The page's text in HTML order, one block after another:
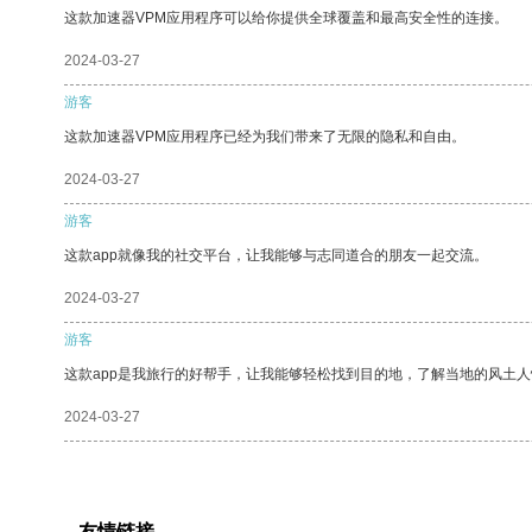
这款加速器VPM应用程序可以给你提供全球覆盖和最高安全性的连接。
2024-03-27
游客
这款加速器VPM应用程序已经为我们带来了无限的隐私和自由。
2024-03-27
游客
这款app就像我的社交平台，让我能够与志同道合的朋友一起交流。
2024-03-27
游客
这款app是我旅行的好帮手，让我能够轻松找到目的地，了解当地的风土
2024-03-27